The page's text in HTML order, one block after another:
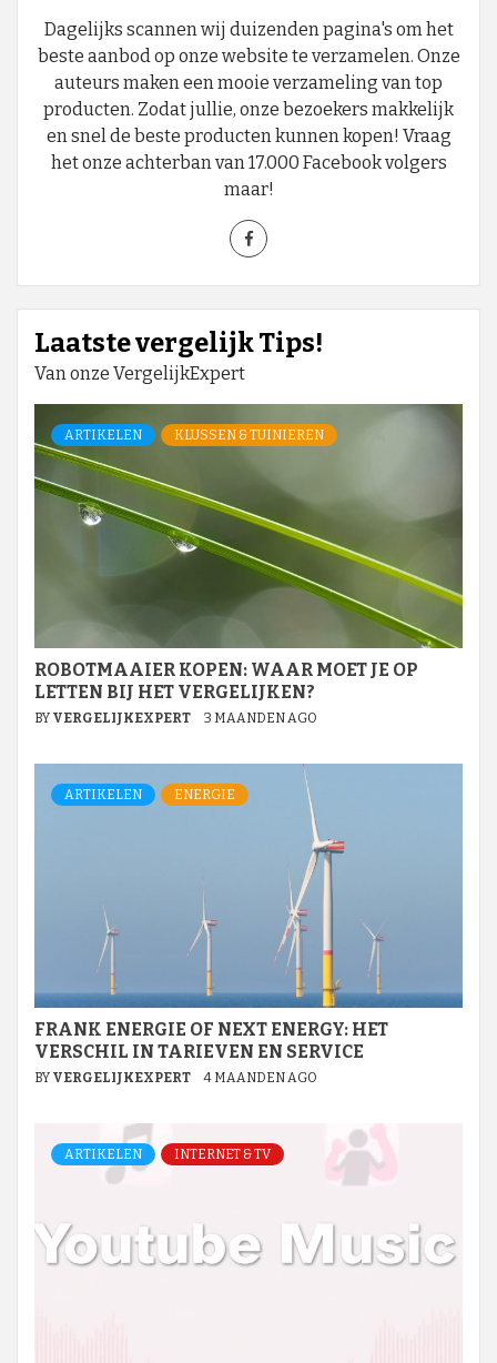
Dagelijks scannen wij duizenden pagina's om het
beste aanbod op onze website te verzamelen. Onze
auteurs maken een mooie verzameling van top
producten. Zodat jullie, onze bezoekers makkelijk
en snel de beste producten kunnen kopen! Vraag
het onze achterban van 17.000 Facebook volgers
maar!
Laatste vergelijk Tips!
Van onze VergelijkExpert
ARTIKELEN KLUSSEN & TUINIEREN
ROBOTMAAIER KOPEN: WAAR MOET JE OP
LETTEN BIJ HET VERGELIJKEN?
BY VERGELIJKEXPERT 3 MAANDEN AGO
ARTIKELEN ENERGIE
FRANK ENERGIE OF NEXT ENERGY: HET
VERSCHIL IN TARIEVEN EN SERVICE
BY VERGELIJKEXPERT 4 MAANDEN AGO
ARTIKELEN INTERNET & TV